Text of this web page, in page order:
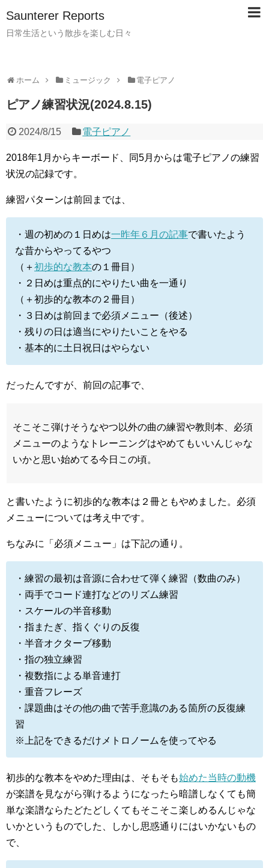
Saunterer Reports
日常生活という散歩を楽しむ日々
ホーム ミュージック 電子ピアノ
ピアノ練習状況(2024.8.15)
2024/8/15 電子ピアノ
2018年1 月からキーボード、同5月からは電子ピアノの練習
状況の記録です。
練習パターンは前回までは、
・週の初めの１日めは一昨年６月の記事で書いたよう
な昔からやってるやつ
（＋初歩的な教本の１冊目）
・２日めは重点的にやりたい曲を一通り
（＋初歩的な教本の２冊目）
・３日めは前回まで必須メニュー（後述）
・残りの日は適当にやりたいことをやる
・基本的に土日祝日はやらない
だったんですが、前回の記事で、
そこそこ弾けそうなやつ以外の曲の練習や教則本、必須
メニューのようなトレーニングはやめてもいいんじゃな
いかと思い始めてる今日この頃。
と書いたように初歩的な教本は２冊ともやめました。必須
メニューについては考え中です。
ちなみに「必須メニュー」は下記の通り。
・練習の最初は音源に合わせて弾く練習（数曲のみ）
・両手でコード連打などのリズム練習
・スケールの半音移動
・指またぎ、指くぐりの反復
・半音オクターブ移動
・指の独立練習
・複数指による単音連打
・重音フレーズ
・課題曲はその他の曲で苦手意識のある箇所の反復練
習
※上記をできるだけメトロノームを使ってやる
初歩的な教本をやめた理由は、そもそも始めた当時の動機
が楽譜を見ながら弾けるようになったら暗譜しなくても簡
単な楽譜ならたどたどしくてもそこそこ楽しめるんじゃな
いかというものでした、しかし思惑通りにはいかないもの
で、